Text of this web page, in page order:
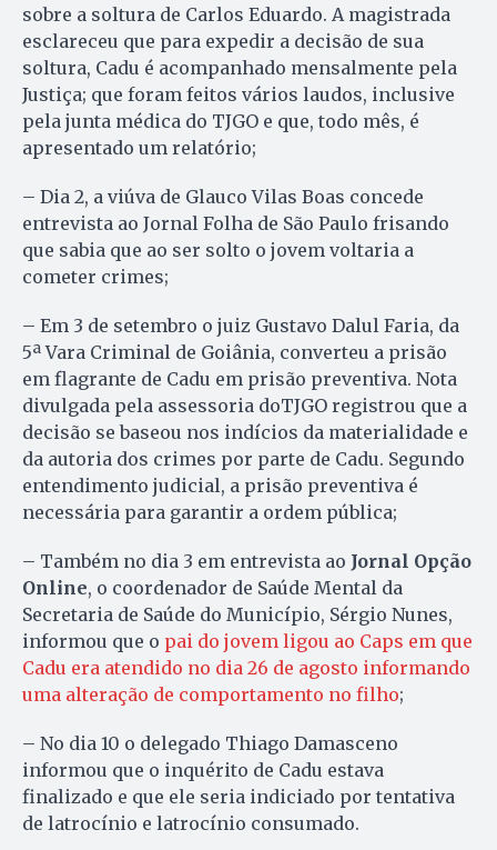
sobre a soltura de Carlos Eduardo. A magistrada
esclareceu que para expedir a decisão de sua
soltura, Cadu é acompanhado mensalmente pela
Justiça; que foram feitos vários laudos, inclusive
pela junta médica do TJGO e que, todo mês, é
apresentado um relatório;
– Dia 2, a viúva de Glauco Vilas Boas concede
entrevista ao Jornal Folha de São Paulo frisando
que sabia que ao ser solto o jovem voltaria a
cometer crimes;
– Em 3 de setembro o juiz Gustavo Dalul Faria, da
5ª Vara Criminal de Goiânia, converteu a prisão
em flagrante de Cadu em prisão preventiva. Nota
divulgada pela assessoria doTJGO registrou que a
decisão se baseou nos indícios da materialidade e
da autoria dos crimes por parte de Cadu. Segundo
entendimento judicial, a prisão preventiva é
necessária para garantir a ordem pública;
– Também no dia 3 em entrevista ao Jornal Opção
Online, o coordenador de Saúde Mental da
Secretaria de Saúde do Município, Sérgio Nunes,
informou que o pai do jovem ligou ao Caps em que
Cadu era atendido no dia 26 de agosto informando
uma alteração de comportamento no filho;
– No dia 10 o delegado Thiago Damasceno
informou que o inquérito de Cadu estava
finalizado e que ele seria indiciado por tentativa
de latrocínio e latrocínio consumado.